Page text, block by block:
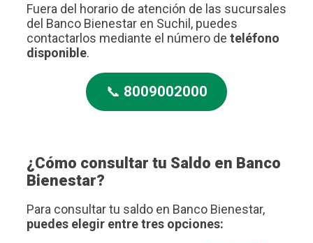
Fuera del horario de atención de las sucursales
del Banco Bienestar en Suchil, puedes
contactarlos mediante el número de teléfono
disponible.
📞 8009002000
¿Cómo consultar tu Saldo en Banco
Bienestar?
Para consultar tu saldo en Banco Bienestar,
puedes elegir entre tres opciones: